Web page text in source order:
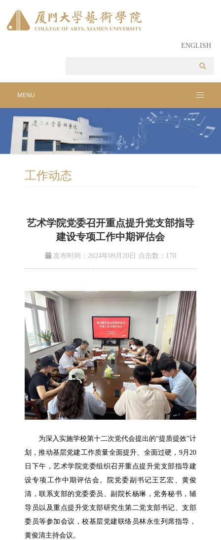
ENGLISH
MENU
工作动态
艺术学院党委召开重点提升党支部指导
建设专项工作中期评估会
发布时间：2024年09月20日 点击数： 170
为深入实施学校第十二次党代会提出的“提质提效”计
划，推动基层党建工作质量全面提升、全面过硬，9月20
日下午，艺术学院党委组织召开重点提升党支部指导建
设专项工作中期评估会。院党委副书记王艺宏、黄俊
清，联系支部的党委委员、副院长杨琳，党务秘书，辅
导员以及重点提升党支部研究生第二党支部书记、支部
委员等参加会议，校基层党建联络员林永生列席指导，
黄俊清主持会议。